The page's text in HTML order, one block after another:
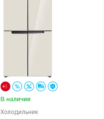
Холодильник
В наличии